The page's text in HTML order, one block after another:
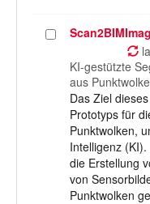
Projekt
KI-gestützte
aus
Das Ziel
Prototyps für
Punktwolken,
Intelligenz
die Erstellung
von
Punktwolken